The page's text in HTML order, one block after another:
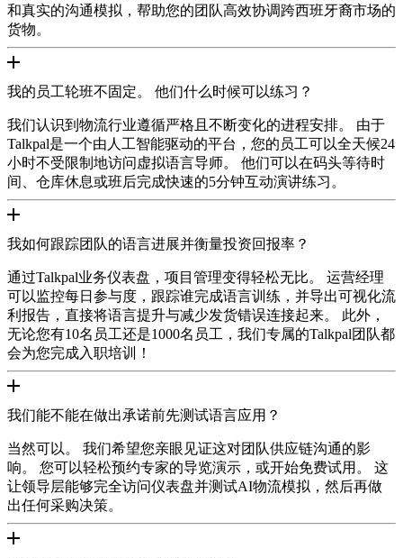
和真实的沟通模拟，帮助您的团队高效协调跨西班牙裔市场的
货物。
我的员工轮班不固定。 他们什么时候可以练习？
我们认识到物流行业遵循严格且不断变化的进程安排。 由于
Talkpal是一个由人工智能驱动的平台，您的员工可以全天候24
小时不受限制地访问虚拟语言导师。 他们可以在码头等待时
间、仓库休息或班后完成快速的5分钟互动演讲练习。
我如何跟踪团队的语言进展并衡量投资回报率？
通过Talkpal业务仪表盘，项目管理变得轻松无比。 运营经理
可以监控每日参与度，跟踪谁完成语言训练，并导出可视化流
利报告，直接将语言提升与减少发货错误连接起来。 此外，
无论您有10名员工还是1000名员工，我们专属的Talkpal团队都
会为您完成入职培训！
我们能不能在做出承诺前先测试语言应用？
当然可以。 我们希望您亲眼见证这对团队供应链沟通的影
响。 您可以轻松预约专家的导览演示，或开始免费试用。 这
让领导层能够完全访问仪表盘并测试AI物流模拟，然后再做
出任何采购决策。